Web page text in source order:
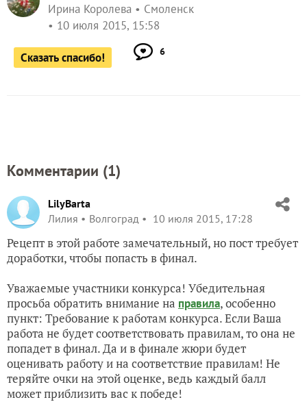
Ирина Королева
Смоленск
10 июля 2015, 15:58
Сказать спасибо! 6
Комментарии (1)
LilyBarta
Лилия
Волгоград 10 июля 2015, 17:28
Рецепт в этой работе замечательный, но пост требует
доработки, чтобы попасть в финал.
Уважаемые участники конкурса! Убедительная
просьба обратить внимание на правила, особенно
пункт: Требование к работам конкурса. Если Ваша
работа не будет соответствовать правилам, то она не
попадет в финал. Да и в финале жюри будет
оценивать работу и на соответствие правилам! Не
теряйте очки на этой оценке, ведь каждый балл
может приблизить вас к победе!